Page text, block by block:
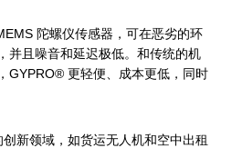
陀螺仪传感器，可在恶劣的环
并且噪音和延迟极低。和传统的机
GYPRO® 更轻便、成本更低，同时
新领域，如货运无人机和空中出租